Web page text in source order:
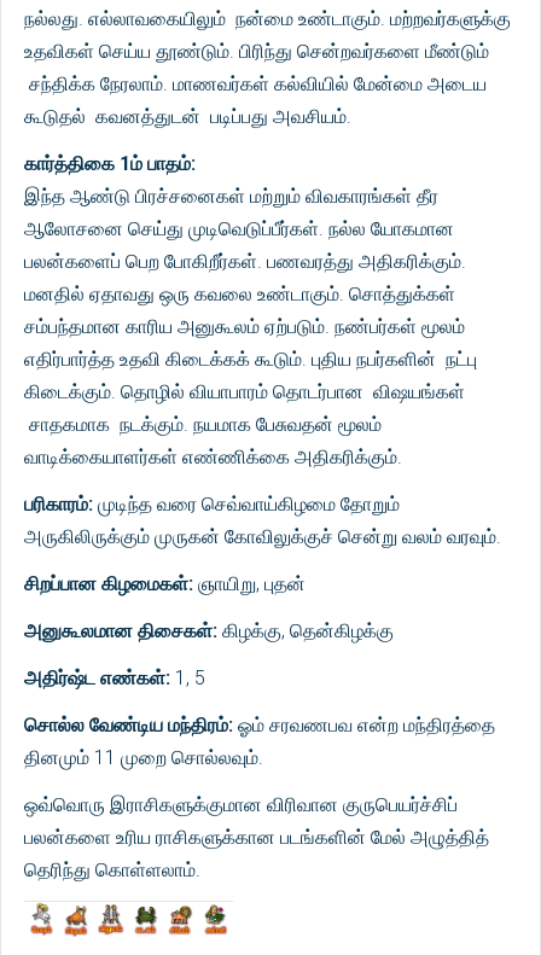
நல்லது. எல்லாவகையிலும் நன்மை உண்டாகும். மற்றவர்களுக்கு
உதவிகள் செய்ய தூண்டும். பிரிந்து சென்றவர்களை மீண்டும்
சந்திக்க நேரலாம். மாணவர்கள் கல்வியில் மேன்மை அடைய
கூடுதல் கவனத்துடன் படிப்பது அவசியம்.
கார்த்திகை 1ம் பாதம்:
இந்த ஆண்டு பிரச்சனைகள் மற்றும் விவகாரங்கள் தீர
ஆலோசனை செய்து முடிவெடுப்பீர்கள். நல்ல யோகமான
பலன்களைப் பெற போகிறீர்கள். பணவரத்து அதிகரிக்கும்.
மனதில் ஏதாவது ஒரு கவலை உண்டாகும். சொத்துக்கள்
சம்பந்தமான காரிய அனுகூலம் ஏற்படும். நண்பர்கள் மூலம்
எதிர்பார்த்த உதவி கிடைக்கக் கூடும். புதிய நபர்களின் நட்பு
கிடைக்கும். தொழில் வியாபாரம் தொடர்பான விஷயங்கள்
சாதகமாக நடக்கும். நயமாக பேசுவதன் மூலம்
வாடிக்கையாளர்கள் எண்ணிக்கை அதிகரிக்கும்.
பரிகாரம்: முடிந்த வரை செவ்வாய்கிழமை தோறும்
அருகிலிருக்கும் முருகன் கோவிலுக்குச் சென்று வலம் வரவும்.
சிறப்பான கிழமைகள்: ஞாயிறு, புதன்
அனுகூலமான திசைகள்: கிழக்கு, தென்கிழக்கு
அதிர்ஷ்ட எண்கள்: 1, 5
சொல்ல வேண்டிய மந்திரம்: ஓம் சரவணபவ என்ற மந்திரத்தை
தினமும் 11 முறை சொல்லவும்.
ஒவ்வொரு இராசிகளுக்குமான விரிவான குருபெயர்ச்சிப்
பலன்களை உரிய ராசிகளுக்கான படங்களின் மேல் அழுத்தித்
தெரிந்து கொள்ளலாம்.